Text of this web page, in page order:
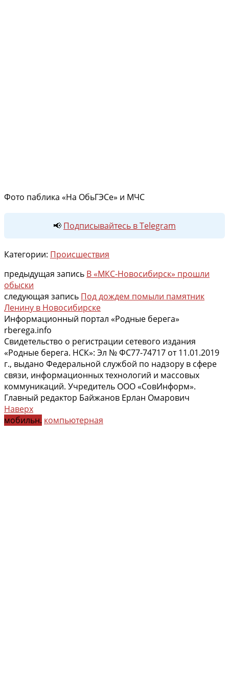
Фото паблика «На ОбьГЭСе» и МЧС
📢 Подписывайтесь в Telegram
Категории: Происшествия
предыдущая запись В «МКС-Новосибирск» прошли
обыски
следующая запись Под дождем помыли памятник
Ленину в Новосибирске
Информационный портал «Родные берега»
rberega.info
Свидетельство о регистрации сетевого издания
«Родные берега. НСК»: Эл № ФС77-74717 от 11.01.2019
г., выдано Федеральной службой по надзору в сфере
связи, информационных технологий и массовых
коммуникаций. Учредитель ООО «СовИнформ».
Главный редактор Байжанов Ерлан Омарович
Наверх
мобильн. компьютерная